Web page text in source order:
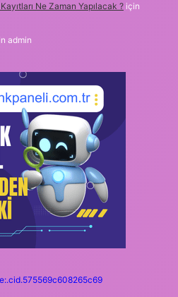
Ne Zaman Yapılacak ? için
admin